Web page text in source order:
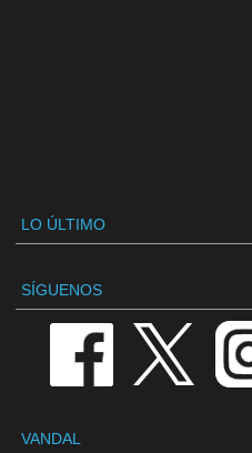
LO ÚLTIMO
SÍGUENOS
VANDAL